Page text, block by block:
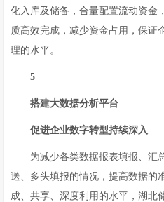
化入库及储备，合量配置流动资金
质高效完成，减少资金占用，保证
理的水平。
5
搭建大数据分析平台
促进企业数字转型持续深入
为减少各类数据报表填报、汇
送、多头填报的情况，提高数据的
成、共享、深度利用的水平，湖北